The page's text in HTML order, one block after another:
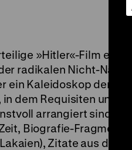
»Hitler«-Film
radikalen Nicht-
ein Kaleidoskop der
dem Requisiten und
arrangiert sind.
Biografie-Fragmente
Zitate aus der